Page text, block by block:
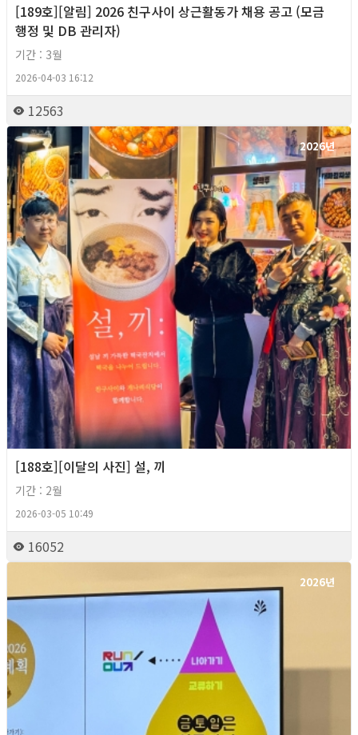
[189호][알림] 2026 친구사이 상근활동가 채용 공고 (모금
행정 및 DB 관리자)
기간 : 3월
2026-04-03 16:12
12563
2026년
[188호][이달의 사진] 설, 끼
기간 : 2월
2026-03-05 10:49
16052
2026년